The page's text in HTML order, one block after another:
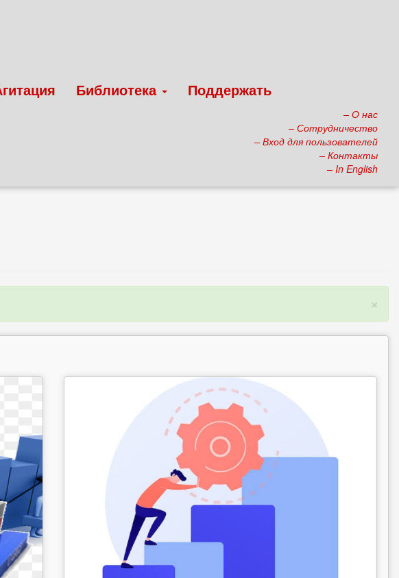
Библиотека Поддержать
– О нас
– Сотрудничество
– Вход для пользователей
– Контакты
– In English
×